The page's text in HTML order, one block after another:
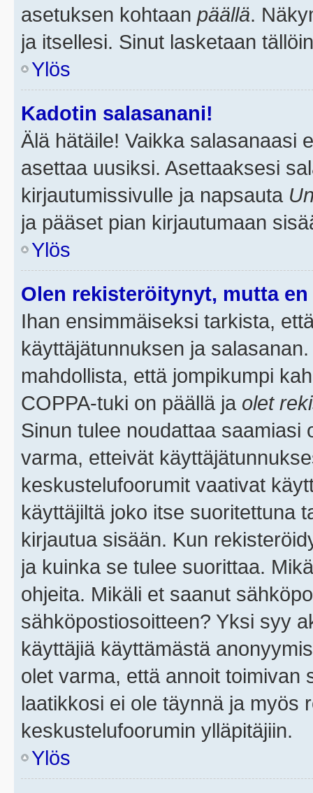
asetuksen kohtaan päällä.
ja itsellesi. Sinut lasketaan
Ylös
Kadotin salasanani!
Älä hätäile! Vaikka salasanaasi
asettaa uusiksi. Asettaaksesi
kirjautumissivulle ja napsauta
ja pääset pian kirjautumaan
Ylös
Olen rekisteröitynyt, mutta
Ihan ensimmäiseksi tarkista,
käyttäjätunnuksen ja
mahdollista, että jompikumpi
COPPA-tuki on päällä ja olet
Sinun tulee noudattaa saamiasi
varma, etteivät
keskustelufoorumit vaativat
käyttäjiltä joko itse suoritettuna
kirjautua sisään. Kun
ja kuinka se tulee suorittaa.
ohjeita. Mikäli et saanut
sähköpostiosoitteen? Yksi syy
käyttäjiä käyttämästä
olet varma, että annoit toimivan
laatikkosi ei ole täynnä ja myös
keskustelufoorumin ylläpitäjiin.
Ylös